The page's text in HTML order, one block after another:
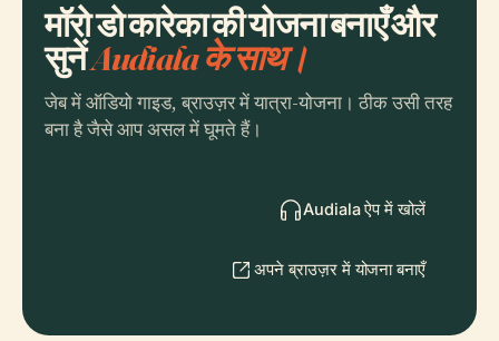
मॉरो डो कारेका की योजना बनाएँ और
सुनेंAudiala के साथ।
जेब में ऑडियो गाइड, ब्राउज़र में यात्रा-योजना। ठीक उसी तरह
बना है जैसे आप असल में घूमते हैं।
Audiala ऐप में खोलें
अपने ब्राउज़र में योजना बनाएँ